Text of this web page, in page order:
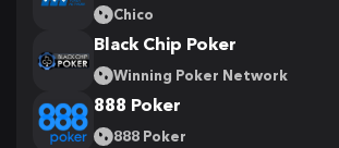
Chico
Black Chip Poker
Winning Poker Network
888 Poker
888 Poker